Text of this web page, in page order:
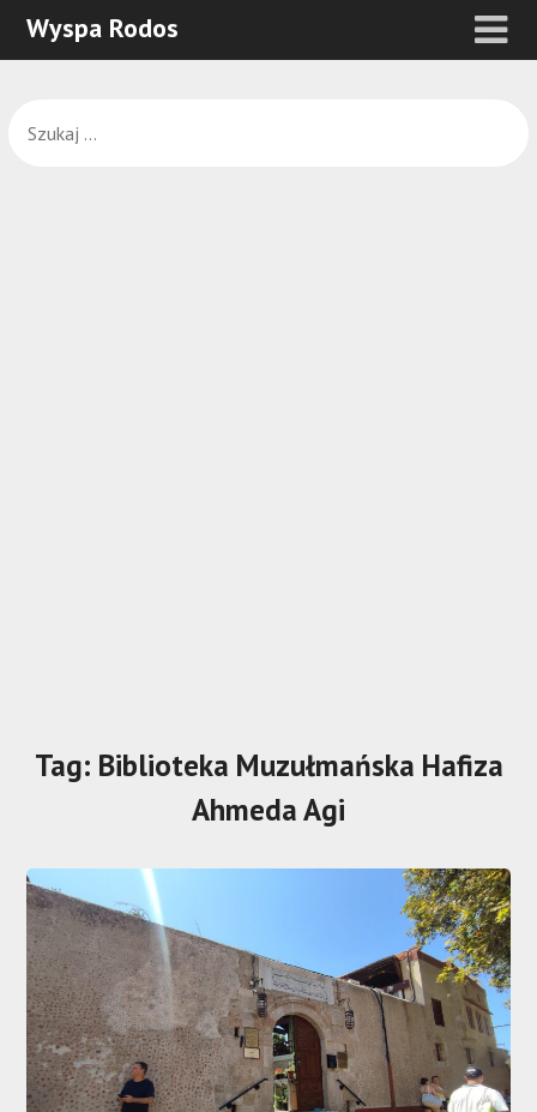
Wyspa Rodos
Tag: Biblioteka Muzułmańska Hafiza
Ahmeda Agi